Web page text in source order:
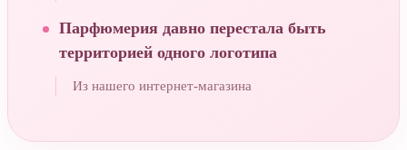
Парфюмерия давно перестала быть
территорией одного логотипа
Из нашего интернет-магазина